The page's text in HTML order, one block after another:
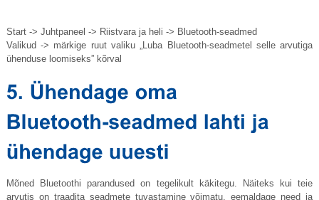
Start -> Juhtpaneel -> Riistvara ja heli -> Bluetooth-seadmed
Valikud -> märkige ruut valiku „Luba Bluetooth-seadmetel selle arvutiga
ühenduse loomiseks” kõrval
Mõned Bluetoothi ​​parandused on tegelikult käkitegu. Näiteks kui teie
arvutis on traadita seadmete tuvastamine võimatu, eemaldage need ja